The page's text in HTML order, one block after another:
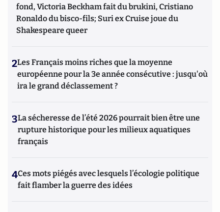
fond, Victoria Beckham fait du brukini, Cristiano
Ronaldo du bisco-fils; Suri ex Cruise joue du
Shakespeare queer
2Les Français moins riches que la moyenne
européenne pour la 3e année consécutive : jusqu'où
ira le grand déclassement ?
3La sécheresse de l’été 2026 pourrait bien être une
rupture historique pour les milieux aquatiques
français
4Ces mots piégés avec lesquels l’écologie politique
fait flamber la guerre des idées